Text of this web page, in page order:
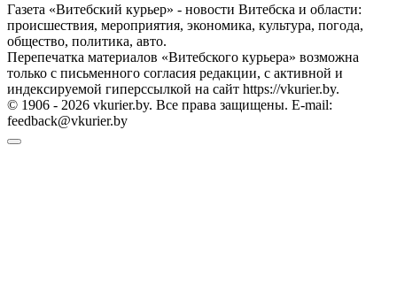
Газета «Витебский курьер» - новости Витебска и области:
происшествия, мероприятия, экономика, культура, погода,
общество, политика, авто.
Перепечатка материалов «Витебского курьера» возможна
только с письменного согласия редакции, с активной и
индексируемой гиперссылкой на сайт https://vkurier.by.
© 1906 - 2026 vkurier.by. Все права защищены. E-mail:
feedback@vkurier.by